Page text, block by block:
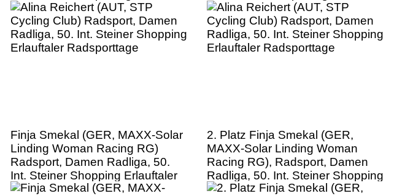
Finja Smekal (GER, MAXX-Solar
Linding Woman Racing RG)
Radsport, Damen Radliga, 50.
Int. Steiner Shopping Erlauftaler
Radsporttage
2. Platz Finja Smekal (GER,
MAXX-Solar Linding Woman
Racing RG), Radsport, Damen
Radliga, 50. Int. Steiner Shopping
Erlauftaler Radsporttage